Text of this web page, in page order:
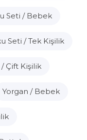
Seti / Bebek
Seti / Tek Kişilik
Çift Kişilik
Yorgan / Bebek